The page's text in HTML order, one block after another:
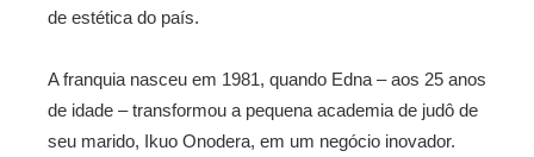
de estética do país.
A franquia nasceu em 1981, quando Edna – aos 25 anos
de idade – transformou a pequena academia de judô de
seu marido, Ikuo Onodera, em um negócio inovador.